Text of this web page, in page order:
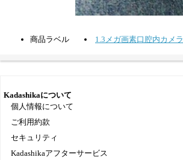
商品ラベル 1.3メガ画素口腔内カメラ
Kadashikaについて
個人情報について
ご利用約款
セキュリティ
Kadashikaアフターサービス